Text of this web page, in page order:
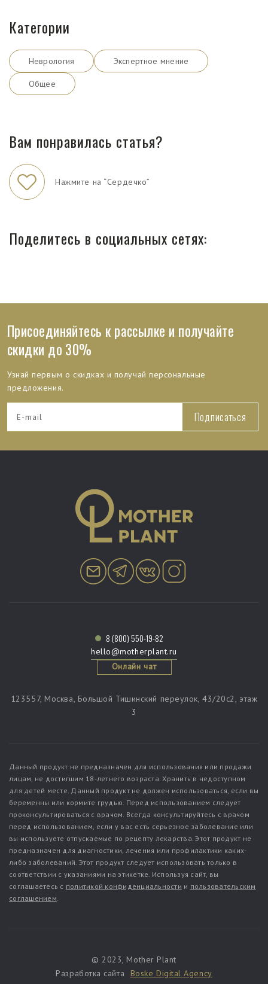
Категории
Неврология Экспертное мнение
Общее
Вам понравилась статья?
Нажмите на “Сердечко”
Поделитесь в социальных сетях:
Присоединяйтесь к рассылке и получайте
скидки до 30%
Узнай первым о скидках и получай персональные
предложения.
Подписаться
8 (800) 550-19-82
hello@motherplant.ru
Онлайн чат
123557, Москва, Большой Тишинский переулок, 43/20c2, этаж
3
Данный продукт не предназначен для использования или продажи
лицам, не достигшим 18-летнего возраста. Хранить в недоступном
для детей месте. Данный продукт не должен использоваться, если вы
беременны или кормите грудью. Перед использованием следует
проконсультироваться с врачом. Всегда консультируйтесь с врачом
перед использованием, если у вас есть серьезное заболевание или
вы используете отпускаемые по рецепту лекарства. Этот продукт не
предназначен для диагностики, лечения или профилактики каких-
либо заболеваний. Этот продукт следует использовать только в
соответствии с указаниями на этикетке. Используя сайт, вы
соглашаетесь с политикой конфиденциальности и пользовательским
соглашением.
© 2023, Mother Plant
Разработка сайта
Boske Digital Agency